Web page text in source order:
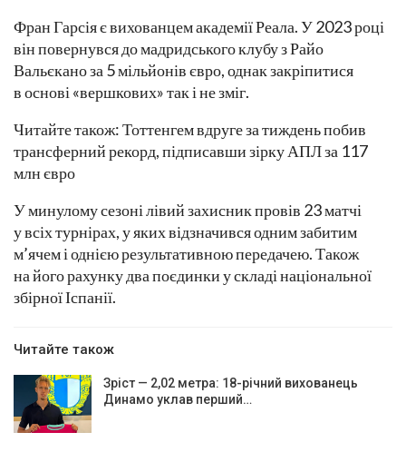
Фран Гарсія є вихованцем академії Реала. У 2023 році
він повернувся до мадридського клубу з Райо
Вальєкано за 5 мільйонів євро, однак закріпитися
в основі «вершкових» так і не зміг.
Читайте також: Тоттенгем вдруге за тиждень побив
трансферний рекорд, підписавши зірку АПЛ за 117
млн євро
У минулому сезоні лівий захисник провів 23 матчі
у всіх турнірах, у яких відзначився одним забитим
м’ячем і однією результативною передачею. Також
на його рахунку два поєдинки у складі національної
збірної Іспанії.
Читайте також
Зріст — 2,02 метра: 18-річний вихованець
Динамо уклав перший…